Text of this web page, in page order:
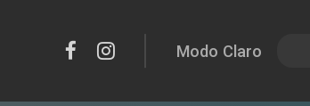
Modo Claro